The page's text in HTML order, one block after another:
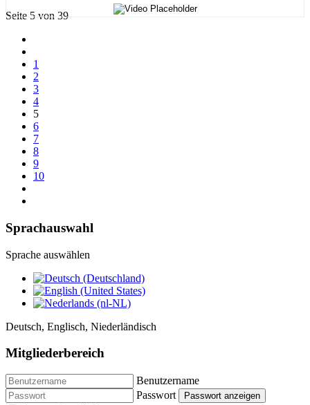
Seite 5 von 39
1
2
3
4
5
6
7
8
9
10
Sprachauswahl
Sprache auswählen
Deutsch, Englisch, Niederländisch
Mitgliederbereich
Benutzername
Passwort
Passwort anzeigen